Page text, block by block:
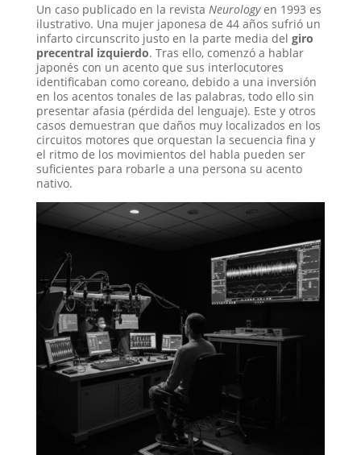
Un caso publicado en la revista Neurologyen 1993 es
ilustrativo. Una mujer japonesa de 44 años sufrió un
infarto circunscrito justo en la parte media del giro
precentral izquierdo. Tras ello, comenzó a hablar
japonés con un acento que sus interlocutores
identificaban como coreano, debido a una inversión
en los acentos tonales de las palabras, todo ello sin
presentar afasia (pérdida del lenguaje). Este y otros
casos demuestran que daños muy localizados en los
circuitos motores que orquestan la secuencia fina y
el ritmo de los movimientos del habla pueden ser
suficientes para robarle a una persona su acento
nativo.